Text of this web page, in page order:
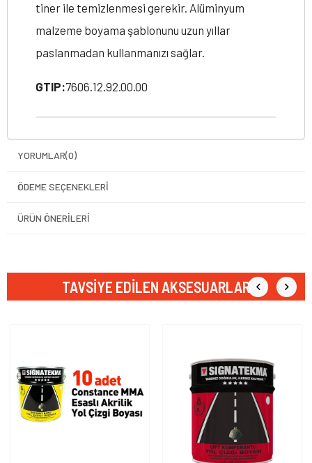
tiner ile temizlenmesi gerekir. Alüminyum
malzeme boyama şablonunu uzun yıllar
paslanmadan kullanmanızı sağlar.
GTIP:7606.12.92.00.00
YORUMLAR(0)
ÖDEME SEÇENEKLERI
ÜRÜN ÖNERILERI
TAVSIYE EDILEN AKSESUARLAR